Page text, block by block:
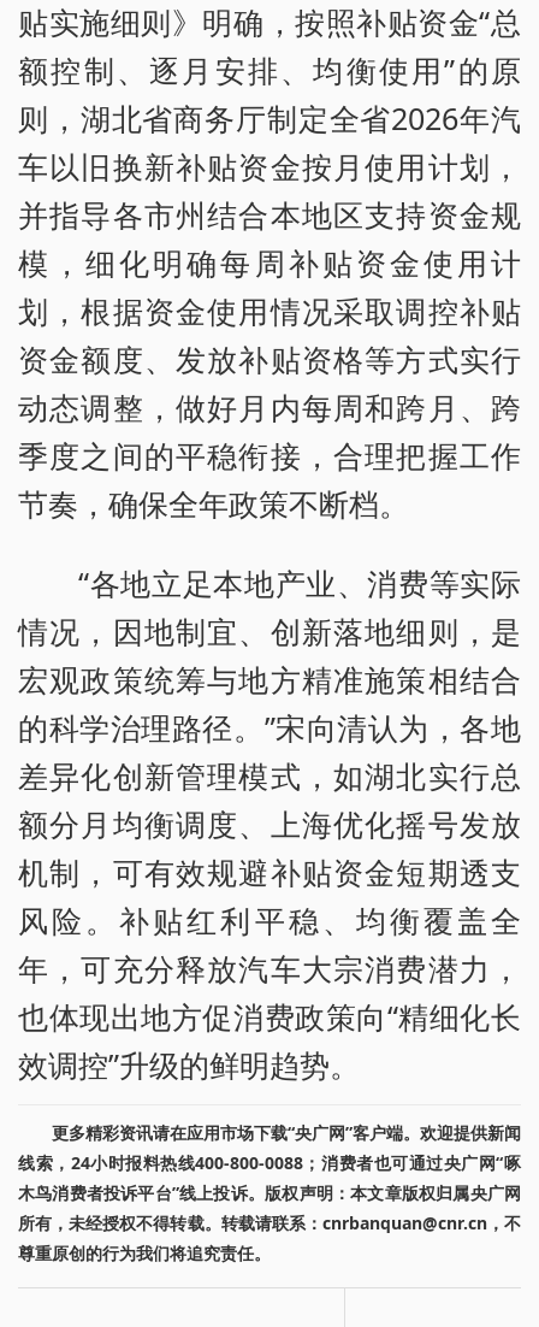
贴实施细则》明确，按照补贴资金“总
额控制、逐月安排、均衡使用”的原
则，湖北省商务厅制定全省2026年汽
车以旧换新补贴资金按月使用计划，
并指导各市州结合本地区支持资金规
模，细化明确每周补贴资金使用计
划，根据资金使用情况采取调控补贴
资金额度、发放补贴资格等方式实行
动态调整，做好月内每周和跨月、跨
季度之间的平稳衔接，合理把握工作
节奏，确保全年政策不断档。
“各地立足本地产业、消费等实际
情况，因地制宜、创新落地细则，是
宏观政策统筹与地方精准施策相结合
的科学治理路径。”宋向清认为，各地
差异化创新管理模式，如湖北实行总
额分月均衡调度、上海优化摇号发放
机制，可有效规避补贴资金短期透支
风险。补贴红利平稳、均衡覆盖全
年，可充分释放汽车大宗消费潜力，
也体现出地方促消费政策向“精细化长
效调控”升级的鲜明趋势。
更多精彩资讯请在应用市场下载“央广网”客户端。欢迎提供新闻
线索，24小时报料热线400-800-0088；消费者也可通过央广网“啄
木鸟消费者投诉平台”线上投诉。版权声明：本文章版权归属央广网
所有，未经授权不得转载。转载请联系：cnrbanquan@cnr.cn，不
尊重原创的行为我们将追究责任。